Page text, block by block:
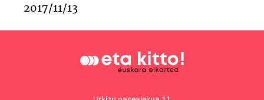
2017/11/13